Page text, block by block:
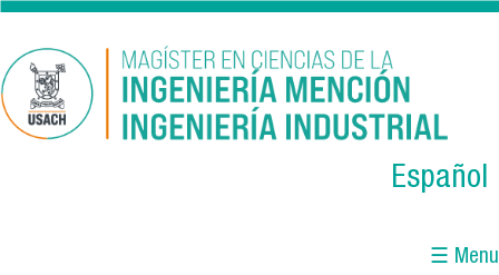
Skip to main content
Español
☰ Menu